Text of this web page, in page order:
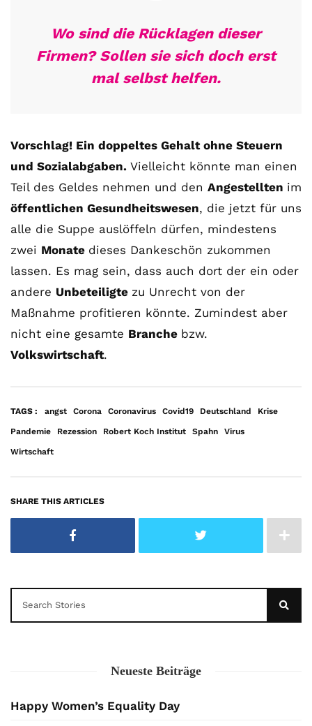
Wo sind die Rücklagen dieser
Firmen? Sollen sie sich doch erst
mal selbst helfen.
Vorschlag! Ein doppeltes Gehalt ohne Steuern
und Sozialabgaben. Vielleicht könnte man einen
Teil des Geldes nehmen und den Angestellten im
öffentlichen Gesundheitswesen, die jetzt für uns
alle die Suppe auslöffeln dürfen, mindestens
zwei Monate dieses Dankeschön zukommen
lassen. Es mag sein, dass auch dort der ein oder
andere Unbeteiligte zu Unrecht von der
Maßnahme profitieren könnte. Zumindest aber
nicht eine gesamte Branche bzw.
Volkswirtschaft.
TAGS : angst Corona Coronavirus Covid19 Deutschland Krise
Pandemie Rezession Robert Koch Institut Spahn Virus
Wirtschaft
SHARE THIS ARTICLES
Neueste Beiträge
Happy Women’s Equality Day